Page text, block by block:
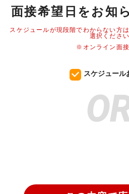
面接希望日をお知
スケジュールが現段階でわからない方
選択ください
※オンライン面接
スケジュール